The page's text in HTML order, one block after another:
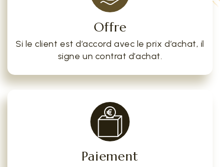
Offre
Si le client est d’accord avec le prix d’achat, il
signe un contrat d’achat.
Paiement